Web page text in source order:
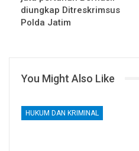
diungkap Ditreskrimsus
Polda Jatim
You Might Also Like
HUKUM DAN KRIMINAL